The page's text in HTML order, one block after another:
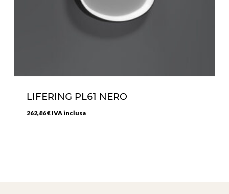
LIFERING PL61 NERO
262,86€ IVA inclusa